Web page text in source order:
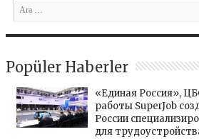
Popüler Haberler
«Единая Россия»,
работы SuperJob
России
для